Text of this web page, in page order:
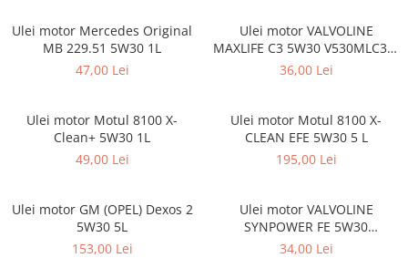
Antigel G13
Antigel VERDE
Lichid de frana
Becuri LED
Ulei motor Mercedes Original
MB 229.51 5W30 1L
47,00 Lei
Ulei motor VALVOLINE
MAXLIFE C3 5W30 V530MLC3/1
1L
36,00 Lei
Ulei motor Motul 8100 X-
Clean+ 5W30 1L
49,00 Lei
Ulei motor Motul 8100 X-
CLEAN EFE 5W30 5 L
195,00 Lei
Ulei motor GM (OPEL) Dexos 2
5W30 5L
153,00 Lei
Ulei motor VALVOLINE
SYNPOWER FE 5W30
V530SPFE/1 1L
34,00 Lei